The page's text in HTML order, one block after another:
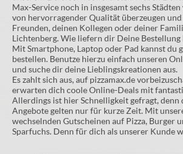
Max-Service noch in insgesamt sechs
von hervorragender Qualität überzeugen
Freunden, deinen Kollegen oder deiner
Lichtenberg. Wie liefern dir Deine Bestellung
Mit Smartphone, Laptop oder Pad kannst du
bestellen. Benutze hierzu einfach unseren
und suche dir deine Lieblingskreationen aus.
Es zahlt sich aus, auf pizzamax.de
erwarten dich coole Online-Deals mit
Allerdings ist hier Schnelligkeit gefragt, denn
Angebote gelten nur für kurze Zeit. Mit
wechselnden Gutscheinen auf Pizza, Burger
Sparfuchs. Denn für dich als unserer Kunde